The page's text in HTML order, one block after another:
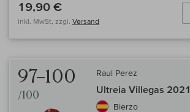
19,90 €
inkl. MwSt, zzgl. Versand
97–100
/100
Raul Perez
Ultreia Villegas 2021
Bierzo